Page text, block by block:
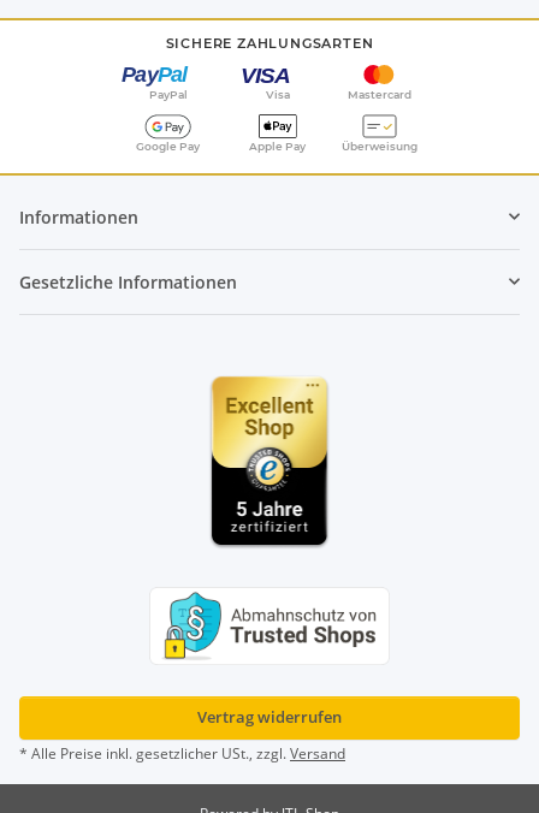
SICHERE ZAHLUNGSARTEN
PayPal Visa Mastercard
Google Pay Apple Pay Überweisung
Informationen
Gesetzliche Informationen
Vertrag widerrufen
* Alle Preise inkl. gesetzlicher USt., zzgl.Versand